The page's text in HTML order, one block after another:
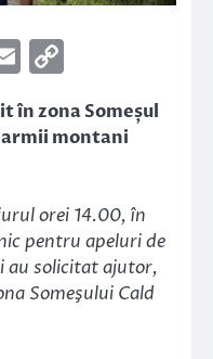
Email
Link
în zona Someșul
montani
orei 14.00, în
pentru apeluri de
au solicitat ajutor,
Someşului Cald